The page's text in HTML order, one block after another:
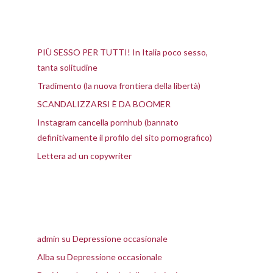
PIÙ SESSO PER TUTTI! In Italia poco sesso,
tanta solitudine
Tradimento (la nuova frontiera della libertà)
SCANDALIZZARSI È DA BOOMER
Instagram cancella pornhub (bannato
definitivamente il profilo del sito pornografico)
Lettera ad un copywriter
admin su Depressione occasionale
Alba su Depressione occasionale